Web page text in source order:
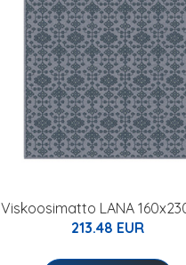
Viskoosimatto LANA
213.48 EUR